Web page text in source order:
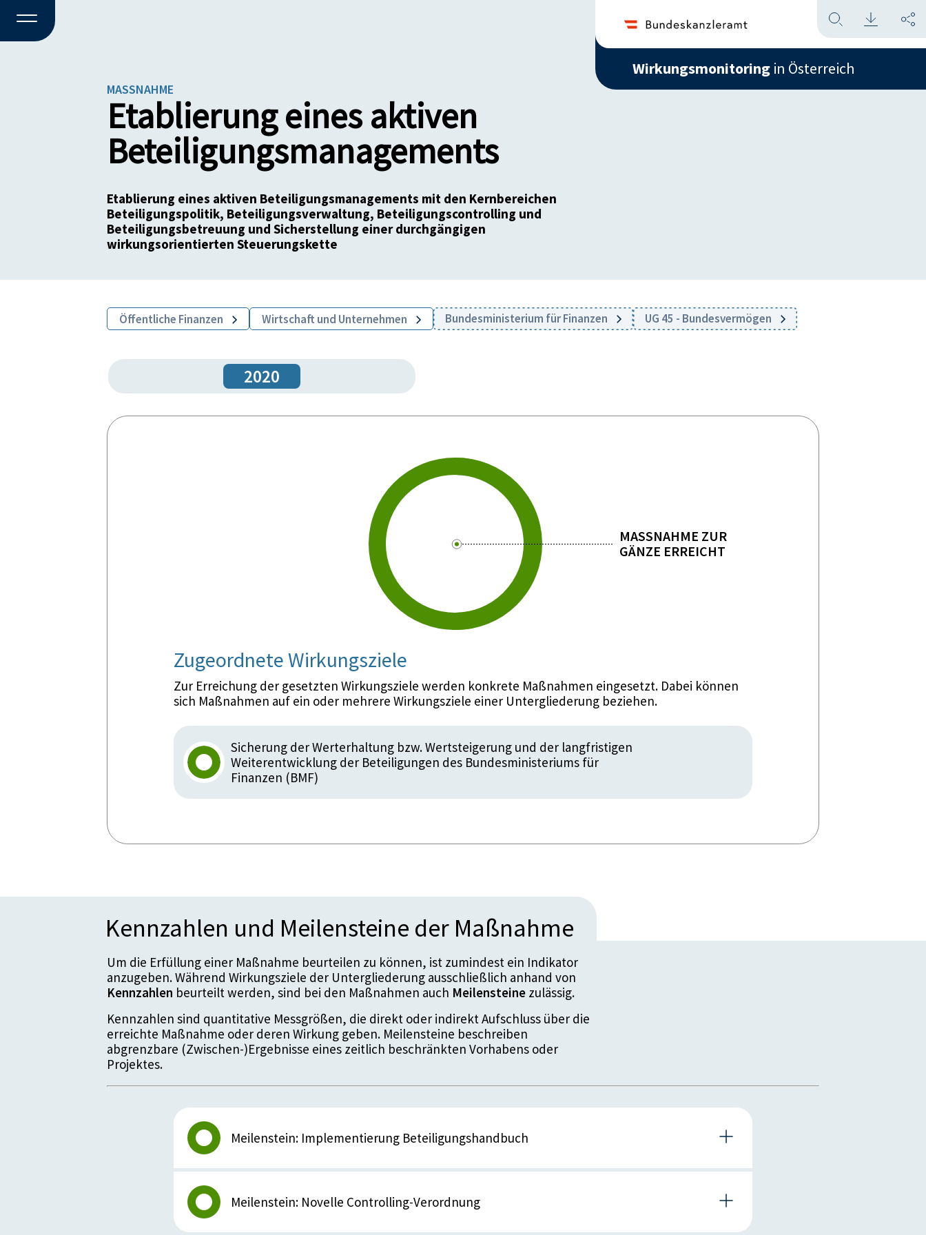
Wirkungsmonitoring in Österreich
MASSNAHME
Etablierung eines aktiven
Beteiligungsmanagements
Etablierung eines aktiven Beteiligungsmanagements mit den Kernbereichen
Beteiligungspolitik, Beteiligungsverwaltung, Beteiligungscontrolling und
Beteiligungsbetreuung und Sicherstellung einer durchgängigen
wirkungsorientierten Steuerungskette
Öffentliche Finanzen Wirtschaft und Unternehmen Bundesministerium für Finanzen UG 45 - Bundesvermögen
2020
MASSNAHME ZUR
GÄNZE ERREICHT
Zugeordnete Wirkungsziele
Zur Erreichung der gesetzten Wirkungsziele werden konkrete Maßnahmen eingesetzt. Dabei können
sich Maßnahmen auf ein oder mehrere Wirkungsziele einer Untergliederung beziehen.
Sicherung der Werterhaltung bzw. Wertsteigerung und der langfristigen
Weiterentwicklung der Beteiligungen des Bundesministeriums für
Finanzen (BMF)
Kennzahlen und Meilensteine der Maßnahme
Um die Erfüllung einer Maßnahme beurteilen zu können, ist zumindest ein Indikator
anzugeben. Während Wirkungsziele der Untergliederung ausschließlich anhand von
Kennzahlen beurteilt werden, sind bei den Maßnahmen auch Meilensteine zulässig.
Kennzahlen sind quantitative Messgrößen, die direkt oder indirekt Aufschluss über die
erreichte Maßnahme oder deren Wirkung geben. Meilensteine beschreiben
abgrenzbare (Zwischen-)Ergebnisse eines zeitlich beschränkten Vorhabens oder
Projektes.
Meilenstein: Implementierung Beteiligungshandbuch
Details zum Meilenstein
Meilenstein: Novelle Controlling-Verordnung